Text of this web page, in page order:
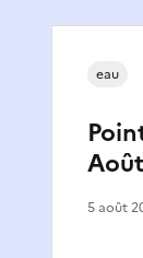
eau
5 août